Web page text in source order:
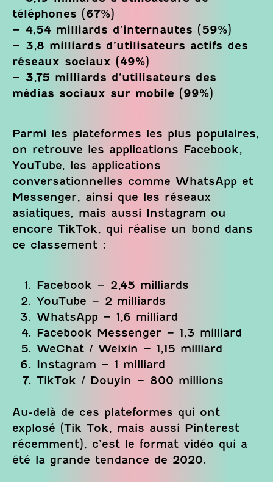
téléphones (67%)
– 4,54 milliards d’internautes (59%)
– 3,8 milliards d’utilisateurs actifs des
réseaux sociaux (49%)
– 3,75 milliards d’utilisateurs des
médias sociaux sur mobile (99%)
Parmi les plateformes les plus populaires,
on retrouve les applications Facebook,
YouTube, les applications
conversationnelles comme WhatsApp et
Messenger, ainsi que les réseaux
asiatiques, mais aussi Instagram ou
encore TikTok, qui réalise un bond dans
ce classement :
Facebook – 2,45 milliards
YouTube – 2 milliards
WhatsApp – 1,6 milliard
Facebook Messenger – 1,3 milliard
WeChat / Weixin – 1,15 milliard
Instagram – 1 milliard
TikTok / Douyin – 800 millions
Au-delà de ces plateformes qui ont
explosé (Tik Tok, mais aussi Pinterest
récemment), c’est le format vidéo qui a
été la grande tendance de 2020.